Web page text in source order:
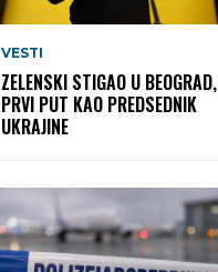
VESTI
ZELENSKI STIGAO U BEOGRAD,
PRVI PUT KAO PREDSEDNIK
UKRAJINE